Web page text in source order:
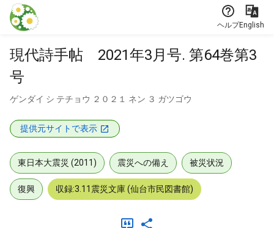
本文に飛ぶ
ヘルプEnglish
現代詩手帖 2021年3月号. 第64巻第3
号
ゲンダイ シ テチョウ ２０２１ ネン ３ ガツゴウ
提供元サイトで表示
東日本大震災 (2011) 震災への備え 被災状況
復興 収録:3.11震災文庫 (仙台市民図書館)